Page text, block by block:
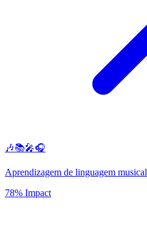
🎶📚🎤🎧
Aprendizagem de linguagem musical
78% Impact